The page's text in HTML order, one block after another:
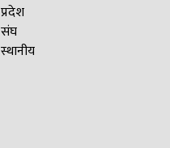
प्रदेश
संघ
स्थानीय